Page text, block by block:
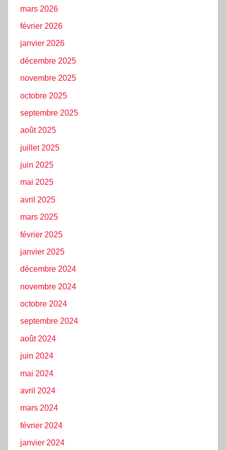
mars 2026
février 2026
janvier 2026
décembre 2025
novembre 2025
octobre 2025
septembre 2025
août 2025
juillet 2025
juin 2025
mai 2025
avril 2025
mars 2025
février 2025
janvier 2025
décembre 2024
novembre 2024
octobre 2024
septembre 2024
août 2024
juin 2024
mai 2024
avril 2024
mars 2024
février 2024
janvier 2024